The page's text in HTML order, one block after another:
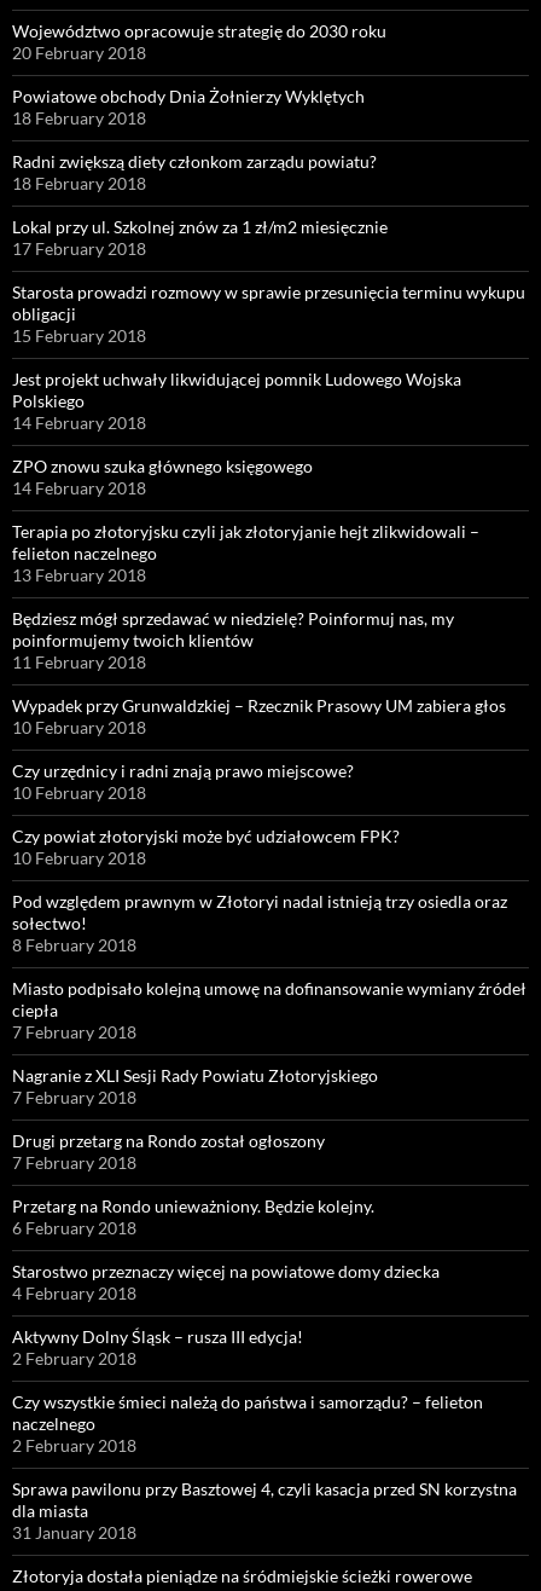
Województwo opracowuje strategię do 2030 roku
20 February 2018
Powiatowe obchody Dnia Żołnierzy Wyklętych
18 February 2018
Radni zwiększą diety członkom zarządu powiatu?
18 February 2018
Lokal przy ul. Szkolnej znów za 1 zł/m2 miesięcznie
17 February 2018
Starosta prowadzi rozmowy w sprawie przesunięcia terminu wykupu
obligacji
15 February 2018
Jest projekt uchwały likwidującej pomnik Ludowego Wojska
Polskiego
14 February 2018
ZPO znowu szuka głównego księgowego
14 February 2018
Terapia po złotoryjsku czyli jak złotoryjanie hejt zlikwidowali –
felieton naczelnego
13 February 2018
Będziesz mógł sprzedawać w niedzielę? Poinformuj nas, my
poinformujemy twoich klientów
11 February 2018
Wypadek przy Grunwaldzkiej – Rzecznik Prasowy UM zabiera głos
10 February 2018
Czy urzędnicy i radni znają prawo miejscowe?
10 February 2018
Czy powiat złotoryjski może być udziałowcem FPK?
10 February 2018
Pod względem prawnym w Złotoryi nadal istnieją trzy osiedla oraz
sołectwo!
8 February 2018
Miasto podpisało kolejną umowę na dofinansowanie wymiany źródeł
ciepła
7 February 2018
Nagranie z XLI Sesji Rady Powiatu Złotoryjskiego
7 February 2018
Drugi przetarg na Rondo został ogłoszony
7 February 2018
Przetarg na Rondo unieważniony. Będzie kolejny.
6 February 2018
Starostwo przeznaczy więcej na powiatowe domy dziecka
4 February 2018
Aktywny Dolny Śląsk – rusza III edycja!
2 February 2018
Czy wszystkie śmieci należą do państwa i samorządu? – felieton
naczelnego
2 February 2018
Sprawa pawilonu przy Basztowej 4, czyli kasacja przed SN korzystna
dla miasta
31 January 2018
Złotoryja dostała pieniądze na śródmiejskie ścieżki rowerowe